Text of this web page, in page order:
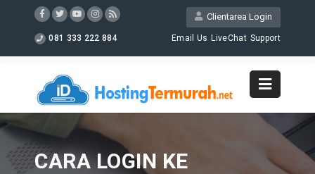
Clientarea Login
081 333 222 884 Email Us LiveChat Support
CARA LOGIN KE